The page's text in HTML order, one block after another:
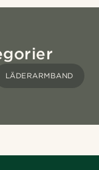
LÄDERARMBAND